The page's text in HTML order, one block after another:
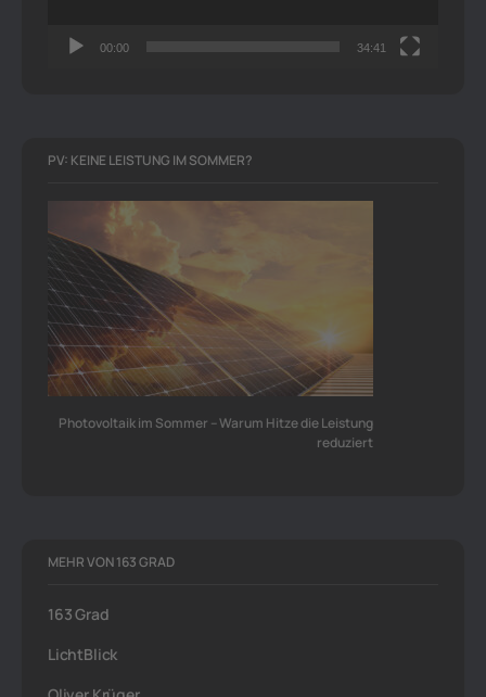
00:00 34:41
PV: KEINE LEISTUNG IM SOMMER?
Photovoltaik im Sommer – Warum Hitze die Leistung
reduziert
MEHR VON 163 GRAD
163 Grad
LichtBlick